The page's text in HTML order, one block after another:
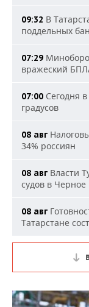
09:32 В
поддельных
07:29
вражеский
07:00 Сегодня
градусов
08 авг
34% россиян
08 авг Власти
судов в
08 авг
Татарстане